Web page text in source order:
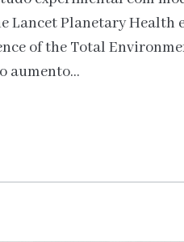
Lancet Planetary Health
of the Total
aumento…